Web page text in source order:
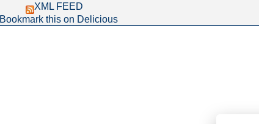
XML FEED
Bookmark this on Delicious